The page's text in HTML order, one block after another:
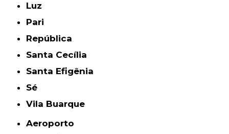
Luz
Pari
República
Santa Cecília
Santa Efigênia
Sé
Vila Buarque
Aeroporto